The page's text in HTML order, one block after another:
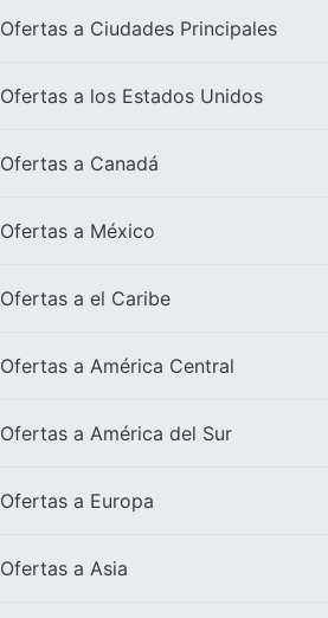
Ofertas a Ciudades Principales
Ofertas a los Estados Unidos
Ofertas a Canadá
Ofertas a México
Ofertas a el Caribe
Ofertas a América Central
Ofertas a América del Sur
Ofertas a Europa
Ofertas a Asia